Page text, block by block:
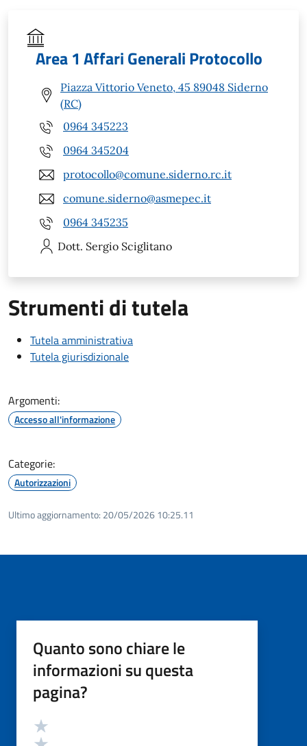
Area 1 Affari Generali Protocollo
Piazza Vittorio Veneto, 45 89048 Siderno
(RC)
0964 345223
0964 345204
protocollo@comune.siderno.rc.it
comune.siderno@asmepec.it
0964 345235
Dott. Sergio Sciglitano
Strumenti di tutela
Tutela amministrativa
Tutela giurisdizionale
Argomenti:
Accesso all'informazione
Categorie:
Autorizzazioni
Ultimo aggiornamento: 20/05/2026 10:25.11
Quanto sono chiare le
informazioni su questa
pagina?
Valutazione